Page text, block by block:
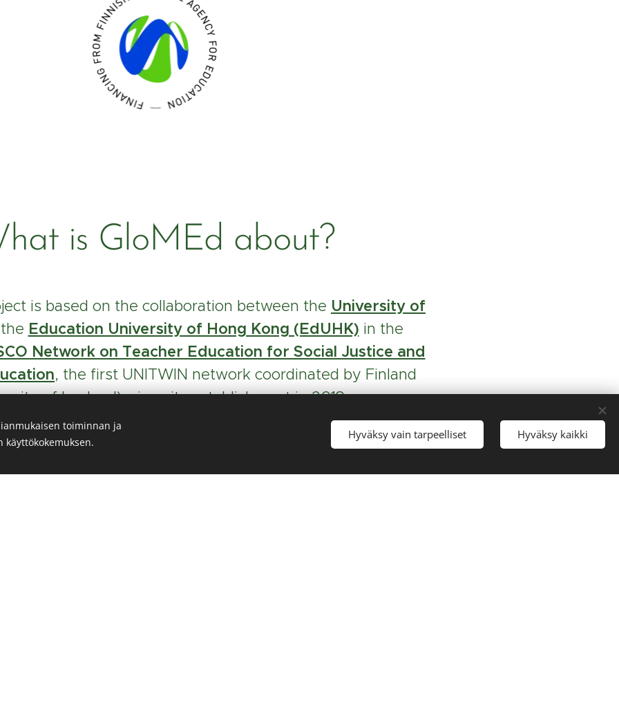
is GloMEd about?
is based on the collaboration between the University of
Education University of Hong Kong (EdUHK) in the
Network on Teacher Education for Social Justice and
, the first UNITWIN network coordinated by Finland
of Lapland), since its establishment in 2018.
toiminnan ja
Hyväksy vain tarpeelliset Hyväksy kaikki